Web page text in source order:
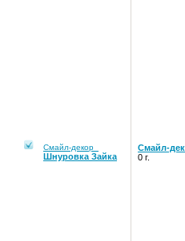
Смайл-декор
Шнуровка Зайка
Смайл-
0 г.